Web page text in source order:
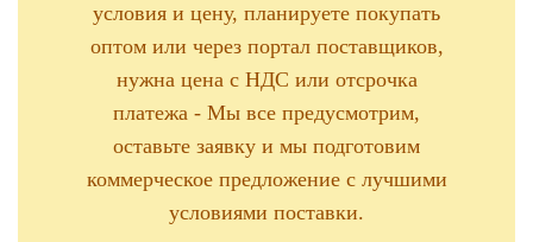
условия и цену, планируете покупать
оптом или через портал поставщиков,
нужна цена с НДС или отсрочка
платежа - Мы все предусмотрим,
оставьте заявку и мы подготовим
коммерческое предложение с лучшими
условиями поставки.